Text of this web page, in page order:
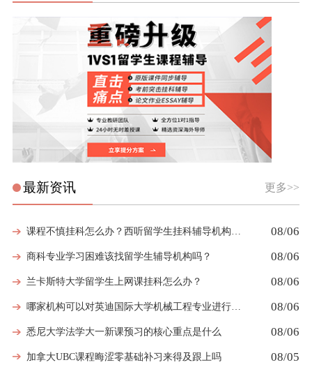
最新资讯 更多>>
课程不慎挂科怎么办？西听留学生挂科辅导机构教你如何高效挽救GPA 08/06
商科专业学习困难该找留学生辅导机构吗？ 08/06
兰卡斯特大学留学生上网课挂科怎么办？ 08/06
哪家机构可以对英迪国际大学机械工程专业进行留学生挂科辅导？ 08/06
悉尼大学法学大一新课预习的核心重点是什么 08/06
加拿大UBC课程晦涩零基础补习来得及跟上吗 08/05